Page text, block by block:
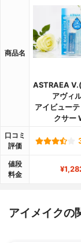
商品名
ASTRAEA
アヴィ
アイビュー
クサー
口コミ
評価
値段
料金
アイメイクの